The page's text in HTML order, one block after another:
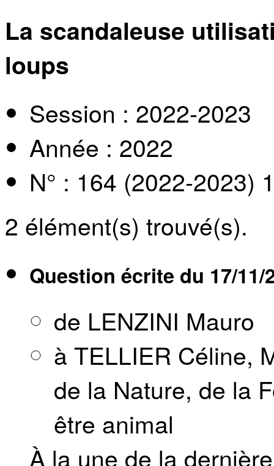
La scandaleuse
loups
Session : 2022-2023
Année : 2022
N° : 164 (2022-2023)
2 élément(s) trouvé(s).
Question écrite du 17/11/
de LENZINI Mauro
à TELLIER Céline,
de la Nature, de la
être animal
À la une de la